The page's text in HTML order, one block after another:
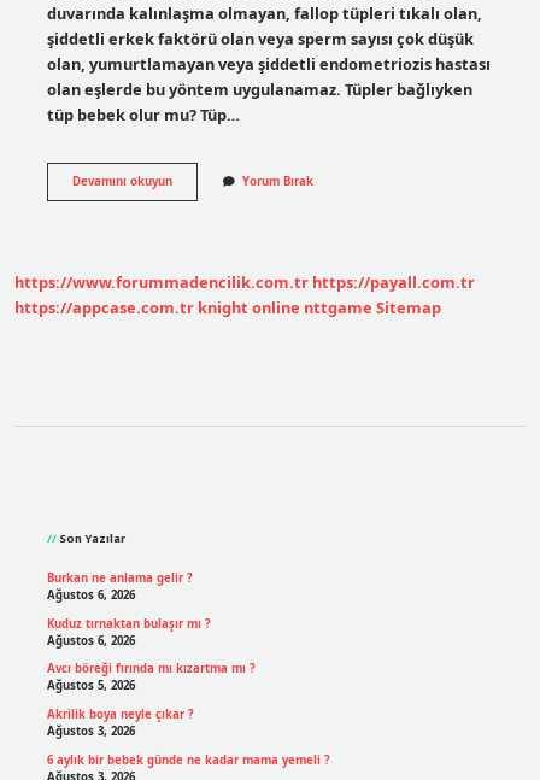
duvarında kalınlaşma olmayan, fallop tüpleri tıkalı olan,
şiddetli erkek faktörü olan veya sperm sayısı çok düşük
olan, yumurtlamayan veya şiddetli endometriozis hastası
olan eşlerde bu yöntem uygulanamaz. Tüpler bağlıyken
tüp bebek olur mu? Tüp…
Devamını okuyunTüpler
Bağlıyken
Yorum Bırak
https://www.forummadencilik.com.tr https://payall.com.tr
https://appcase.com.tr knight online nttgame Sitemap
Son Yazılar
Burkan ne anlama gelir ?
Ağustos 6, 2026
Kuduz tırnaktan bulaşır mı ?
Ağustos 6, 2026
Avcı böreği fırında mı kızartma mı ?
Ağustos 5, 2026
Akrilik boya neyle çıkar ?
Ağustos 3, 2026
6 aylık bir bebek günde ne kadar mama yemeli ?
Ağustos 3, 2026